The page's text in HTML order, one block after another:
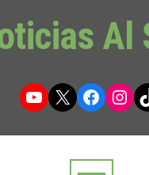
Al
YouTube
X